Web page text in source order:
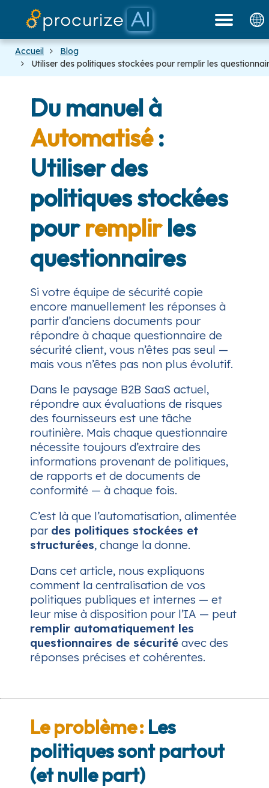
Accueil
Blog
Utiliser des politiques stockées pour remplir les
Du manuel à
Automatisé:
Utiliser des
politiques stockées
pourremplirles
questionnaires
Si votre équipe de sécurité copie
encore manuellement les réponses à
partir d’anciens documents pour
répondre à chaque questionnaire de
sécurité client, vous n’êtes pas seul —
mais vous n’êtes pas non plus évolutif.
Dans le paysage B2B SaaS actuel,
répondre aux évaluations de risques
des fournisseurs est une tâche
routinière. Mais chaque questionnaire
nécessite toujours d’extraire des
informations provenant de politiques,
de rapports et de documents de
conformité — à chaque fois.
C’est là que l’automatisation, alimentée
par des politiques stockées et
structurées, change la donne.
Dans cet article, nous expliquons
comment la centralisation de vos
politiques publiques et internes — et
leur mise à disposition pour l’IA — peut
remplir automatiquement les
questionnaires de sécurité avec des
réponses précises et cohérentes.
Le problème : Les
politiques sont partout
(et nulle part)